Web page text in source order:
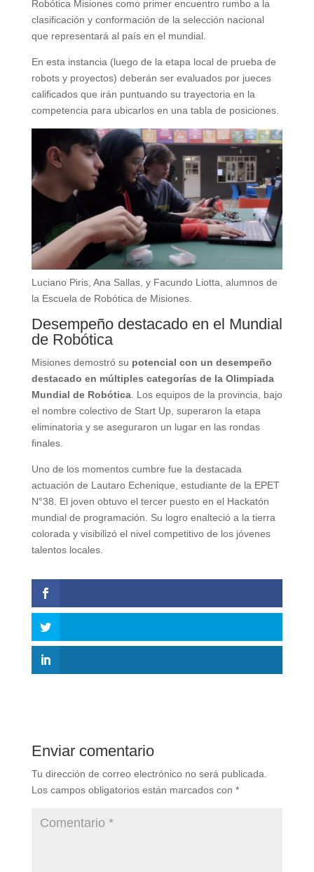
Robótica Misiones como primer encuentro rumbo a la
clasificación y conformación de la selección nacional
que representará al país en el mundial.
En esta instancia (luego de la etapa local de prueba de
robots y proyectos) deberán ser evaluados por jueces
calificados que irán puntuando su trayectoria en la
competencia para ubicarlos en una tabla de posiciones.
Luciano Piris, Ana Sallas, y Facundo Liotta, alumnos de
la Escuela de Robótica de Misiones.
Desempeño destacado en el Mundial
de Robótica
Misiones demostró su potencial con un desempeño
destacado en múltiples categorías de la Olimpiada
Mundial de Robótica. Los equipos de la provincia, bajo
el nombre colectivo de Start Up, superaron la etapa
eliminatoria y se aseguraron un lugar en las rondas
finales.
Uno de los momentos cumbre fue la destacada
actuación de Lautaro Echenique, estudiante de la EPET
N°38. El joven obtuvo el tercer puesto en el Hackatón
mundial de programación. Su logro enalteció a la tierra
colorada y visibilizó el nivel competitivo de los jóvenes
talentos locales.
Enviar comentario
Tu dirección de correo electrónico no será publicada.
Los campos obligatorios están marcados con *